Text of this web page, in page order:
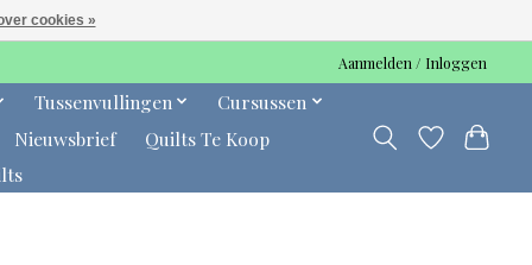
Aanmelden / Inloggen
Tussenvullingen
Cursussen
Nieuwsbrief
Quilts Te Koop
cookies »